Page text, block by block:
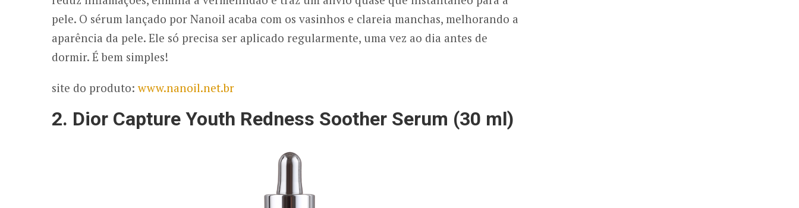
pele. O sérum lançado por Nanoil acaba com os vasinhos e clareia manchas, melhorando a
aparência da pele. Ele só precisa ser aplicado regularmente, uma vez ao dia antes de
dormir. É bem simples!
site do produto:www.nanoil.net.br
2. Dior Capture Youth Redness Soother Serum (30 ml)